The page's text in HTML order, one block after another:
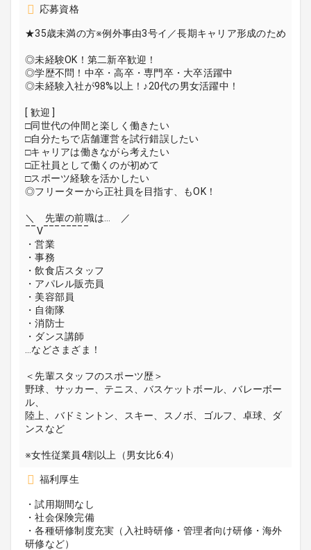
応募資格
★35歳未満の方※例外事由3号イ／長期キャリア形成のため
◎未経験OK！第二新卒歓迎！
◎学歴不問！中卒・高卒・専門卒・大卒活躍中
◎未経験入社が98%以上！♪20代の男女活躍中！
[ 歓迎 ]
□同世代の仲間と楽しく働きたい
□自分たちで店舗運営を試行錯誤したい
□キャリアは働きながら考えたい
□正社員として働くのが初めて
□スポーツ経験を活かしたい
◎フリーターから正社員を目指す、もOK！
＼ 先輩の前職は… ／
‾‾V‾‾‾‾‾‾‾‾
・営業
・事務
・飲食店スタッフ
・アパレル販売員
・美容部員
・自衛隊
・消防士
・ダンス講師
…などさまざま！
＜先輩スタッフのスポーツ歴＞
野球、サッカー、テニス、バスケットボール、バレーボー
ル、
陸上、バドミントン、スキー、スノボ、ゴルフ、卓球、ダ
ンスなど
※女性従業員4割以上（男女比6:4）
福利厚生
・試用期間なし
・社会保険完備
・各種研修制度充実（入社時研修・管理者向け研修・海外
研修など）